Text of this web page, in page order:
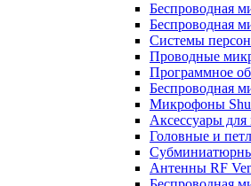
Беспроводная
Беспроводная
Системы
Проводные
Программное
Беспроводная
Микрофоны
Аксессуары
Головные и
Антенны RF